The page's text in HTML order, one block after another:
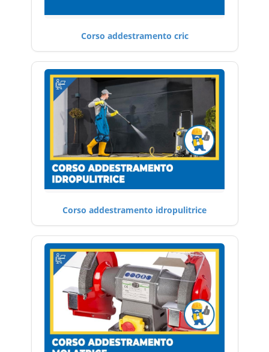
Corso addestramento cric
Corso addestramento idropulitrice